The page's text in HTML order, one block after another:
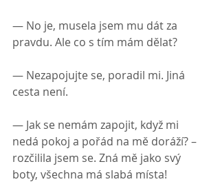
— No je, musela jsem mu dát za
pravdu. Ale co s tím mám dělat?
— Nezapojujte se, poradil mi. Jiná
cesta není.
— Jak se nemám zapojit, když mi
nedá pokoj a pořád na mě doráží? –
rozčilila jsem se. Zná mě jako svý
boty, všechna má slabá místa!